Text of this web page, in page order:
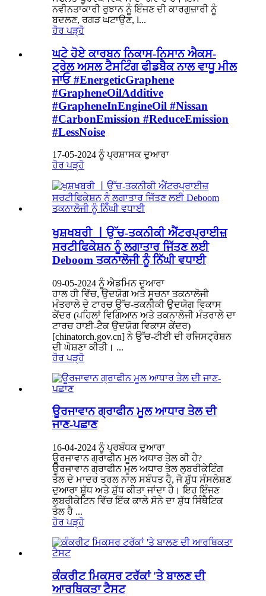
ਨਵੀਨਤਾਕਾਰੀ ਰੁਝਾਨ ਨੂੰ ਇੰਜਣ ਦੀ ਕਾਰਗੁਜ਼ਾਰੀ ਨੂੰ
ਬਦਲਣ, ਰਗੜ ਘਟਾਉਣ, l...
ਹੋਰ ਪੜ੍ਹੋ
ਘਟੇ ਹੋਏ ਕਾਰਬਨ ਨਿਕਾਸ-ਨਿਸਾਨ ਐਕਸ-
ਟ੍ਰੇਲ ਅਸਲ ਟੈਸਟਿੰਗ ਫੀਡਬੈਕ ਨਾਲ ਵਾਧੂ ਮੀਲ
ਜਾਓ #EnergeticGraphene
#GrapheneOilAdditive
#GrapheneInEngineOil #Nissan
#CarbonEmission #ReduceEmission
#LessNoise
17-05-2024 ਨੂੰ ਪ੍ਰਸ਼ਾਸਕ ਦੁਆਰਾ
ਹੋਰ ਪੜ੍ਹੋ
ਖੁਸ਼ਖਬਰੀ 丨ਉੱਚ-ਤਕਨੀਕੀ ਐਂਟਰਪ੍ਰਾਈਜ਼
ਸਰਟੀਫਿਕੇਸ਼ਨ ਨੂੰ ਲਗਾਤਾਰ ਜਿੱਤਣ ਲਈ
Deboom ਤਕਨਾਲੋਜੀ ਨੂੰ ਨਿੱਘੀ ਵਧਾਈ
09-05-2024 ਨੂੰ ਐਡਮਿਨ ਦੁਆਰਾ
ਹਾਲ ਹੀ ਵਿੱਚ, ਉਦਯੋਗ ਅਤੇ ਸੂਚਨਾ ਤਕਨਾਲੋਜੀ
ਮੰਤਰਾਲੇ ਦੇ ਟਾਰਚ ਉੱਚ-ਤਕਨੀਕੀ ਉਦਯੋਗ ਵਿਕਾਸ
ਕੇਂਦਰ (ਪਹਿਲਾਂ ਵਿਗਿਆਨ ਅਤੇ ਤਕਨਾਲੋਜੀ ਮੰਤਰਾਲੇ ਦਾ
ਟਾਰਚ ਹਾਈ-ਟੈਕ ਉਦਯੋਗ ਵਿਕਾਸ ਕੇਂਦਰ)
[chinatorch.gov.cn] ਨੇ ਉੱਚ-ਟੀਈ ਦੀ ਰਜਿਸਟ੍ਰੇਸ਼ਨ
ਦੀ ਘੋਸ਼ਣਾ ਕੀਤੀ। ...
ਹੋਰ ਪੜ੍ਹੋ
ਊਰਜਾਵਾਨ ਗ੍ਰਾਫੀਨ ਮੂਲ ਆਧਾਰ ਤੇਲ ਦੀ
ਜਾਣ-ਪਛਾਣ
16-04-2024 ਨੂੰ ਪ੍ਰਬੰਧਕ ਦੁਆਰਾ
ਊਰਜਾਵਾਨ ਗ੍ਰਾਫੀਨ ਮੂਲ ਅਧਾਰ ਤੇਲ ਕੀ ਹੈ?
ਊਰਜਾਵਾਨ ਗ੍ਰਾਫੀਨ ਮੂਲ ਅਧਾਰ ਤੇਲ ਲੁਬਰੀਕੇਟਿੰਗ
ਤੇਲ ਦੇ ਮਾਦਰ ਤਰਲ ਨਾਲ ਸਬੰਧਤ ਹੈ, ਜੋ ਸ਼ੁੱਧ ਸੰਸਲੇਸ਼ਣ
ਦੁਆਰਾ ਸ਼ੁੱਧ ਅਤੇ ਸ਼ੁੱਧ ਕੀਤਾ ਜਾਂਦਾ ਹੈ। ਇਹ ਇੰਜਣ
ਲੁਬਰੀਕੇਟਿਨ ਵਿੱਚ ਇੱਕ ਕਾਲੇ ਸੋਨੇ ਦਾ ਸ਼ੁੱਧ ਸਿੰਥੈਟਿਕ
ਤੇਲ ਹੈ ...
ਹੋਰ ਪੜ੍ਹੋ
ਕੰਕਰੀਟ ਮਿਕਸਰ ਟਰੱਕਾਂ 'ਤੇ ਬਾਲਣ ਦੀ
ਆਰਥਿਕਤਾ ਟੈਸਟ